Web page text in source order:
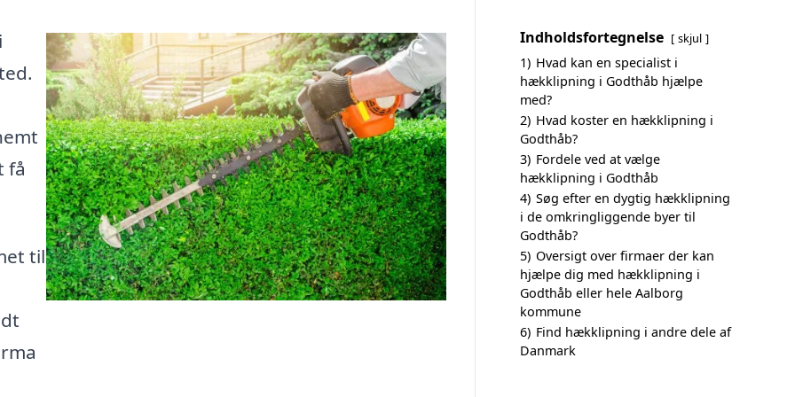
få
til
Indholdsfortegnelse skjul
1) Hvad kan en specialist i
hækklipning i Godthåb hjælpe
med?
2) Hvad koster en hækklipning i
Godthåb?
3) Fordele ved at vælge
hækklipning i Godthåb
4) Søg efter en dygtig hækklipning
i de omkringliggende byer til
Godthåb?
5) Oversigt over firmaer der kan
hjælpe dig med hækklipning i
Godthåb eller hele Aalborg
kommune
6) Find hækklipning i andre dele af
Danmark